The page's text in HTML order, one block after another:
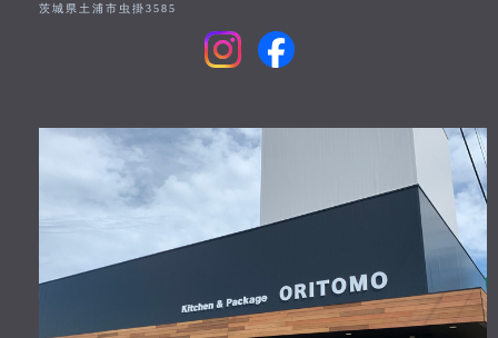
茨城県土浦市虫掛3585